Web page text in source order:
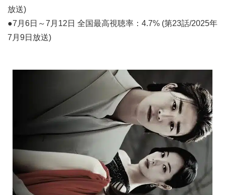
放送)
●7月6日～7月12日 全国最高視聴率：4.7% (第23話/2025年
7月9日放送)